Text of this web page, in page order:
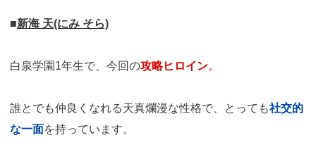
■新海 天(にみ そら)
白泉学園1年生で、今回の攻略ヒロイン。
誰とでも仲良くなれる天真爛漫な性格で、とっても社交的
な一面を持っています。